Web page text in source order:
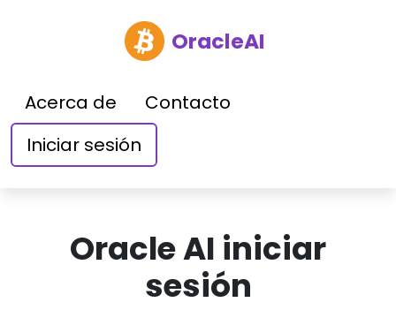
OracleAI
Acerca de
Contacto
Iniciar sesión
Oracle AI iniciar
sesión